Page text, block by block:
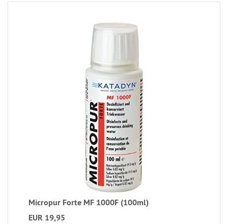
Micropur Forte MF 1000F (100ml)
EUR 19,95